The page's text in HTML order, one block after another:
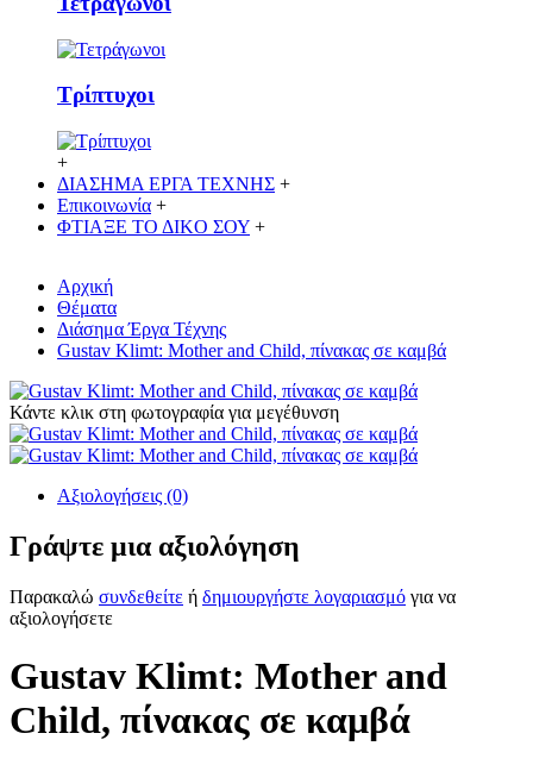
Τρίπτυχοι
+
ΔΙΑΣΗΜΑ ΕΡΓΑ ΤΕΧΝΗΣ +
Επικοινωνία +
ΦΤΙΑΞΕ ΤΟ ΔΙΚO ΣΟΥ +
Αρχική
Θέματα
Διάσημα Έργα Τέχνης
Gustav Klimt: Mother and Child, πίνακας σε καμβά
Κάντε κλικ στη φωτογραφία για μεγέθυνση
Αξιολογήσεις (0)
Γράψτε μια αξιολόγηση
Παρακαλώ συνδεθείτε ή δημιουργήστε λογαριασμό για να
αξιολογήσετε
Gustav Klimt: Mother and
Child, πίνακας σε καμβά